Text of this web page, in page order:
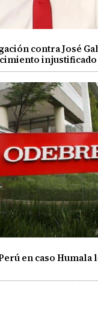
contra José
injustificado
en caso Humala